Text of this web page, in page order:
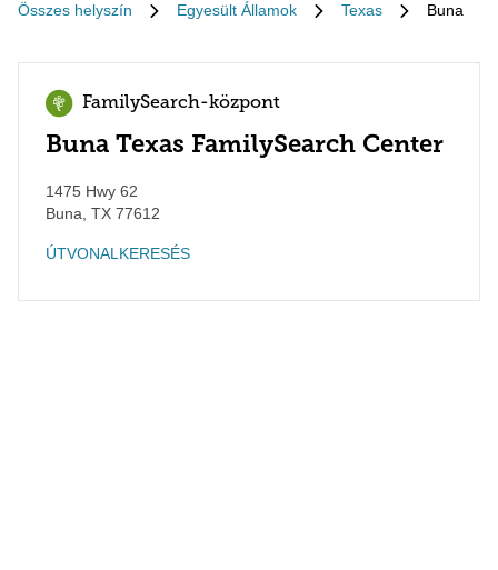
Összes helyszín Egyesült Államok Texas Buna
FamilySearch-központ
Buna Texas FamilySearch Center
1475 Hwy 62
Buna TX 77612
ÚTVONALKERESÉS